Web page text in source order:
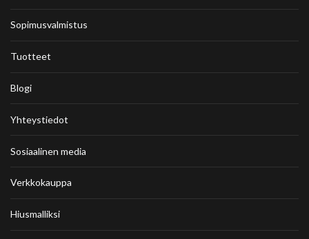
Sopimusvalmistus
Tuotteet
Blogi
Yhteystiedot
Sosiaalinen media
Verkkokauppa
Hiusmalliksi